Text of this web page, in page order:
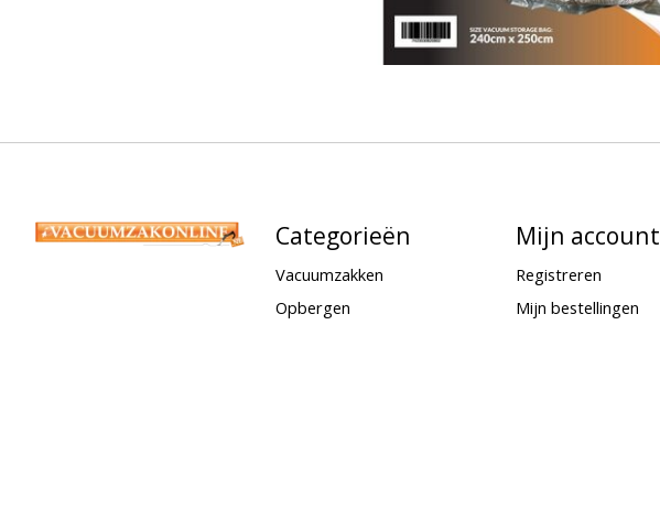
Categorieën
Vacuumzakken
Opbergen
Mijn account
Registreren
Mijn bestellingen